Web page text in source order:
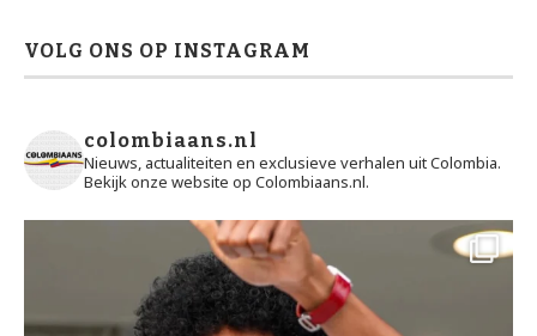
VOLG ONS OP INSTAGRAM
colombiaans.nl
Nieuws, actualiteiten en exclusieve verhalen uit Colombia.
Bekijk onze website op Colombiaans.nl.